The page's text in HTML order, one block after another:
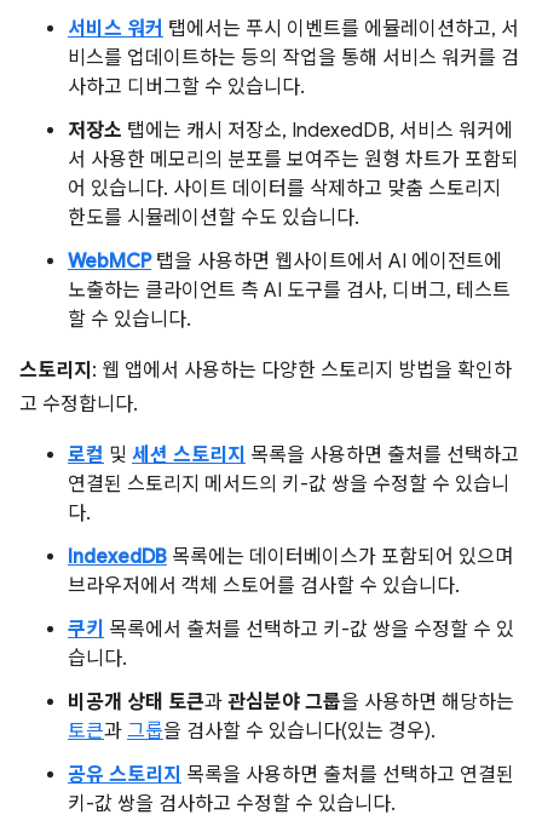
서비스 워커 탭에서는 푸시 이벤트를 에뮬레이션하고, 서
비스를 업데이트하는 등의 작업을 통해 서비스 워커를 검
사하고 디버그할 수 있습니다.
저장소 탭에는 캐시 저장소, IndexedDB, 서비스 워커에
서 사용한 메모리의 분포를 보여주는 원형 차트가 포함되
어 있습니다. 사이트 데이터를 삭제하고 맞춤 스토리지
한도를 시뮬레이션할 수도 있습니다.
WebMCP탭을 사용하면 웹사이트에서 AI 에이전트에
노출하는 클라이언트 측 AI 도구를 검사, 디버그, 테스트
할 수 있습니다.
스토리지 : 웹 앱에서 사용하는 다양한 스토리지 방법을 확인하
고 수정합니다.
로컬 및 세션 스토리지 목록을 사용하면 출처를 선택하고
연결된 스토리지 메서드의 키-값 쌍을 수정할 수 있습니
다.
IndexedDB 목록에는 데이터베이스가 포함되어 있으며
브라우저에서 객체 스토어를 검사할 수 있습니다.
쿠키 목록에서 출처를 선택하고 키-값 쌍을 수정할 수 있
습니다.
비공개 상태 토큰과 관심분야 그룹을 사용하면 해당하는
토큰과 그룹을 검사할 수 있습니다(있는 경우).
공유 스토리지 목록을 사용하면 출처를 선택하고 연결된
키-값 쌍을 검사하고 수정할 수 있습니다.